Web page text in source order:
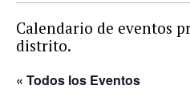
Calendario de eventos
distrito.
« Todos los Eventos